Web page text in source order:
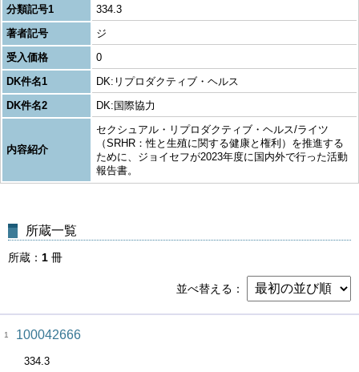
分類記号1
334.3
著者記号
ジ
受入価格
0
DK件名1
DK:リプロダクティブ・ヘルス
DK件名2
DK:国際協力
内容紹介
セクシュアル・リプロダクティブ・ヘルス/ライツ
（SRHR：性と生殖に関する健康と権利）を推進する
ために、ジョイセフが2023年度に国内外で行った活動
報告書。
所蔵一覧
所蔵 1 冊
並べ替える
1 100042666
334.3